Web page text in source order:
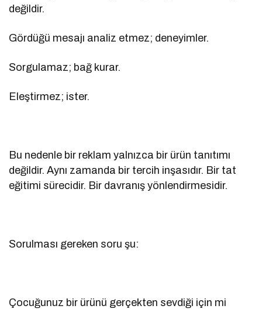
değildir.
Gördüğü mesajı analiz etmez; deneyimler.
Sorgulamaz; bağ kurar.
Eleştirmez; ister.
Bu nedenle bir reklam yalnızca bir ürün tanıtımı
değildir. Aynı zamanda bir tercih inşasıdır. Bir tat
eğitimi sürecidir. Bir davranış yönlendirmesidir.
Sorulması gereken soru şu:
Çocuğunuz bir ürünü gerçekten sevdiği için mi